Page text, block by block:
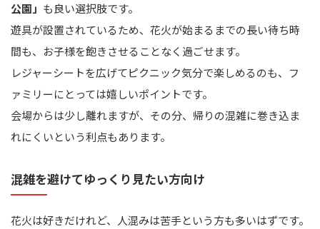
公園」 も良い選択肢です。
遊具が設置されているため、花火が始まるまでの長い待ち時
間も、お子様を飽きさせることなく過ごせます。
レジャーシートを広げてピクニック気分で楽しめるのも、フ
ァミリーにとっては嬉しいポイントです。
会場からは少し離れますが、その分、帰りの混雑に巻き込ま
れにくいという利点もあります。
混雑を避けてゆっくり見たい方向け
花火は好きだけれど、人混みは苦手という方も多いはずです。